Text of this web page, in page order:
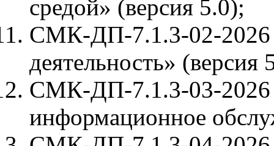
средой» (версия 5.0);
СМК-ДП-7.1.3-02-2026
деятельность» (версия
СМК-ДП-7.1.3-03-2026
информационное